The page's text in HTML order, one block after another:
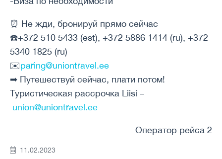
⏰ Не жди, бронируй прямо сейчас
☎️+372 510 5433 (est), +372 5886 1414 (ru), +372
5340 1825 (ru)
✉️paring@uniontravel.ee
➡ Путешествуй сейчас, плати потом!
Туристическая рассрочка Liisi –
union@uniontravel.ee
Оператор рейса 2
11.02.2023